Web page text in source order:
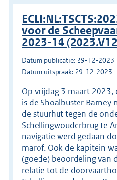
voor de
2023-14
Datum publicatie: 29-12-2023
Datum uitspraak: 29-12-2023
Op vrijdag 3 maart 2023,
is de Shoalbuster Barney
de stuurhut tegen de
Schellingwouderbrug te
navigatie werd gedaan
marof. Ook de kapitein
(goede) beoordeling van
relatie tot de